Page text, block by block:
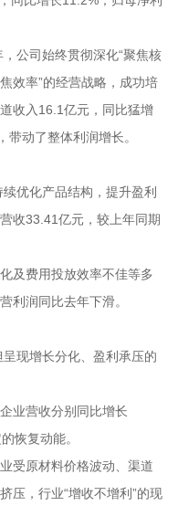
公司始终贯彻深化“聚焦核
效率”的经营战略，成功培
收入16.1亿元，同比猛增
动了整体利润增长。
优化产品结构，提升盈利
收33.41亿元，较上年同期
及费用投放效率不佳等多
利润同比去年下滑。
现增长分化、盈利承压的
业营收分别同比增长
恢复动能。
受原材料价格波动、渠道
压，行业“增收不增利”的现